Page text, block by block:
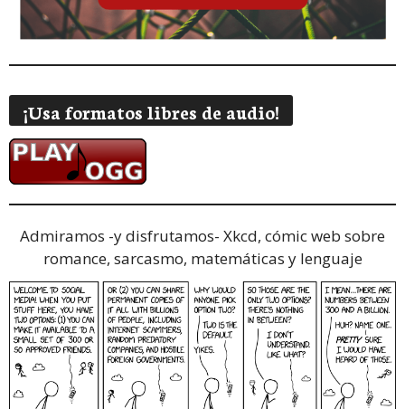
¡Usa formatos libres de audio!
Admiramos -y disfrutamos- Xkcd, cómic web sobre
romance, sarcasmo, matemáticas y lenguaje